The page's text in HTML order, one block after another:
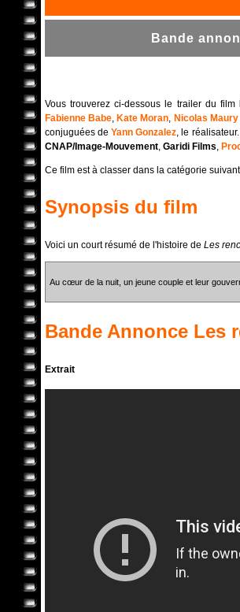
Bande
Vous trouverez ci-dessous le trailer du film
Fabienne Babe, Kate Moran, Nicolas Maury
conjuguées deYann Gonzalez, le
CNAP/Image-Mouvement, Garidi Films,
Ce film est à classer dans la catégorie
Synopsis du film
Voici un court résumé de l'histoire de Les
Au cœur de la nuit, un jeune couple et leur
Bande Annonce Les
Extrait